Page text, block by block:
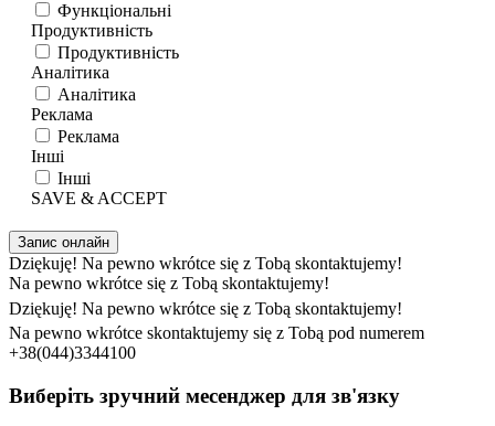
Функціональні
Продуктивність
Продуктивність
Аналітика
Аналітика
Реклама
Реклама
Інші
Інші
SAVE & ACCEPT
Запис онлайн
Dziękuję! Na pewno wkrótce się z Tobą skontaktujemy!
Na pewno wkrótce się z Tobą skontaktujemy!
Dziękuję! Na pewno wkrótce się z Tobą skontaktujemy!
Na pewno wkrótce skontaktujemy się z Tobą pod numerem
+38(044)3344100
Виберіть зручний месенджер для зв'язку